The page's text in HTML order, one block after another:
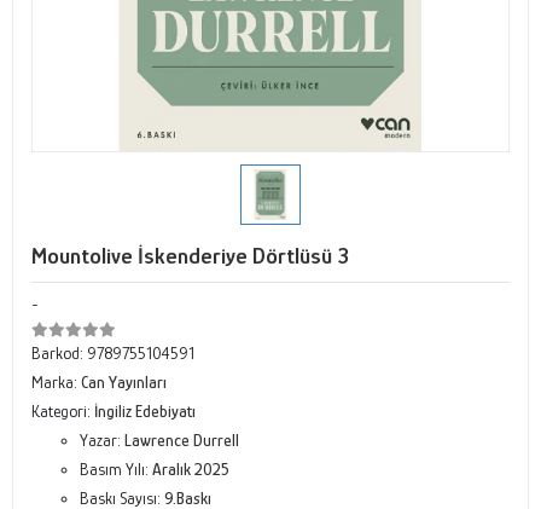
Mountolive İskenderiye Dörtlüsü 3
-
Barkod: 9789755104591
Marka: Can Yayınları
Kategori: İngiliz Edebiyatı
Yazar: Lawrence Durrell
Basım Yılı: Aralık 2025
Baskı Sayısı: 9.Baskı